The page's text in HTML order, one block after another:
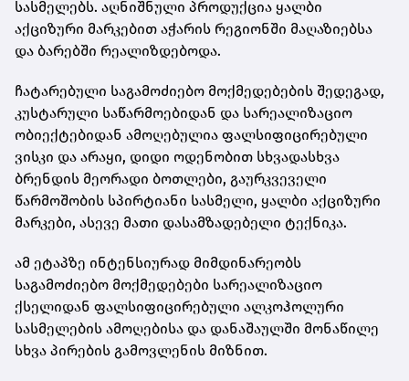
სასმელებს. აღნიშნული პროდუქცია ყალბი
აქციზური მარკებით აჭარის რეგიონში მაღაზიებსა
და ბარებში რეალიზდებოდა.
ჩატარებული საგამოძიებო მოქმედებების შედეგად,
კუსტარული საწარმოებიდან და სარეალიზაციო
ობიექტებიდან ამოღებულია ფალსიფიცირებული
ვისკი და არაყი, დიდი ოდენობით სხვადასხვა
ბრენდის მეორადი ბოთლები, გაურკვეველი
წარმოშობის სპირტიანი სასმელი, ყალბი აქციზური
მარკები, ასევე მათი დასამზადებელი ტექნიკა.
ამ ეტაპზე ინტენსიურად მიმდინარეობს
საგამოძიებო მოქმედებები სარეალიზაციო
ქსელიდან ფალსიფიცირებული ალკოჰოლური
სასმელების ამოღებისა და დანაშაულში მონაწილე
სხვა პირების გამოვლენის მიზნით.